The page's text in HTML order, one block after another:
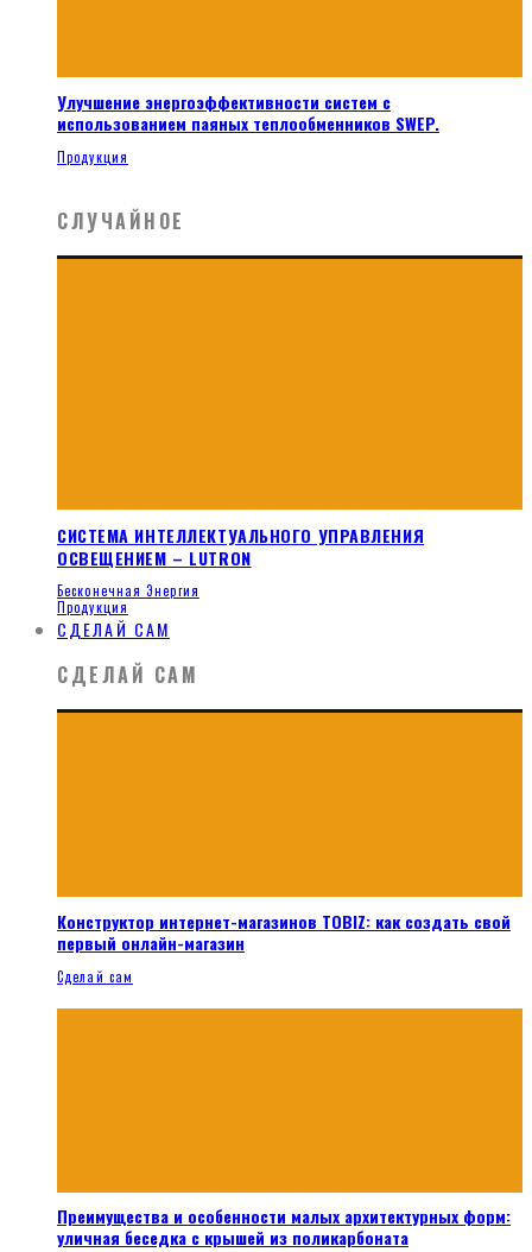
Улучшение энергоэффективности систем с
использованием паяных теплообменников SWEP.
Продукция
СЛУЧАЙНОЕ
СИСТЕМА ИНТЕЛЛЕКТУАЛЬНОГО УПРАВЛЕНИЯ
ОСВЕЩЕНИЕМ – LUTRON
Бесконечная Энергия
Продукция
СДЕЛАЙ САМ
СДЕЛАЙ САМ
Конструктор интернет-магазинов TOBIZ: как создать свой
первый онлайн-магазин
Сделай сам
Преимущества и особенности малых архитектурных форм:
уличная беседка с крышей из поликарбоната